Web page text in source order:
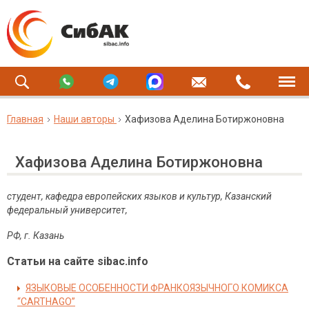
Главная Наши авторы Хафизова Аделина Ботиржоновна
Хафизова Аделина Ботиржоновна
студент, кафедра европейских языков и культур, Казанский
федеральный университет,
РФ, г. Казань
Статьи на сайте sibac.info
ЯЗЫКОВЫЕ ОСОБЕННОСТИ ФРАНКОЯЗЫЧНОГО КОМИКСА
“CARTHAGO”